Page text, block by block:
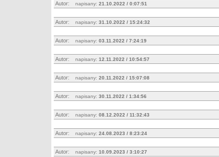
Autor: napisany: 21.10.2022 / 0:07:51
Autor: napisany: 31.10.2022 / 15:24:32
Autor: napisany: 03.11.2022 / 7:24:19
Autor: napisany: 12.11.2022 / 10:54:57
Autor: napisany: 20.11.2022 / 15:07:08
Autor: napisany: 30.11.2022 / 1:34:56
Autor: napisany: 08.12.2022 / 11:32:43
Autor: napisany: 24.08.2023 / 8:23:24
Autor: napisany: 10.09.2023 / 3:10:27